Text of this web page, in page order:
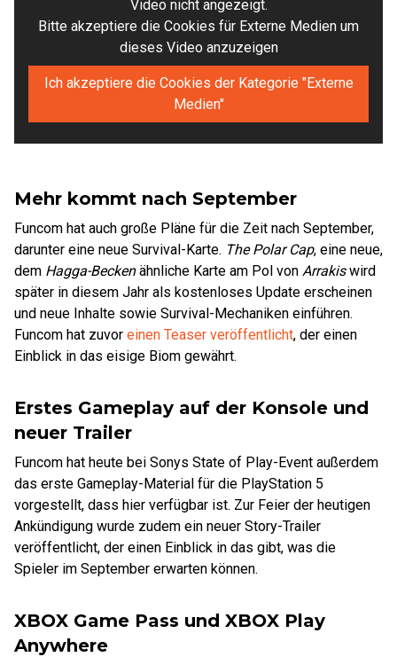
Video nicht angezeigt.
Bitte akzeptiere die Cookies für Externe Medien um
dieses Video anzuzeigen
Ich akzeptiere die Cookies der Kategorie "Externe
Medien"
Mehr kommt nach September
Funcom hat auch große Pläne für die Zeit nach September,
darunter eine neue Survival-Karte. The Polar Cap, eine neue,
dem Hagga-Beckenähnliche Karte am Pol von Arrakiswird
später in diesem Jahr als kostenloses Update erscheinen
und neue Inhalte sowie Survival-Mechaniken einführen.
Funcom hat zuvor einen Teaser veröffentlicht, der einen
Einblick in das eisige Biom gewährt.
Erstes Gameplay auf der Konsole und
neuer Trailer
Funcom hat heute bei Sonys State of Play-Event außerdem
das erste Gameplay-Material für die PlayStation 5
vorgestellt, dass hier verfügbar ist. Zur Feier der heutigen
Ankündigung wurde zudem ein neuer Story-Trailer
veröffentlicht, der einen Einblick in das gibt, was die
Spieler im September erwarten können.
XBOX Game Pass und XBOX Play
Anywhere